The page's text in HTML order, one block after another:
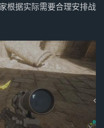
根据实际需要合理安排战